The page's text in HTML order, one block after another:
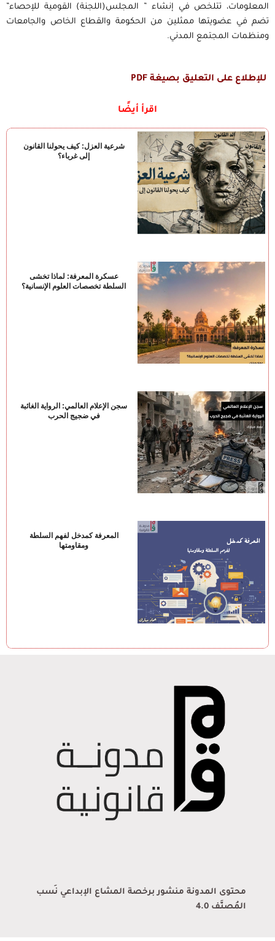
المعلومات، تتلخص في إنشاء ” المجلس(اللجنة) القومية للإحصاء”
تضم في عضويتها ممثلين من الحكومة والقطاع الخاص والجامعات
ومنظمات المجتمع المدني.
للإطلاع على التعليق بصيغة PDF
اقرأ أيضًا
شرعية العزل: كيف يحولنا القانون
إلى غرباء؟
عسكرة المعرفة: لماذا تخشى
السلطة تخصصات العلوم الإنسانية؟
سجن الإعلام العالمي: الرواية الغائبة
في ضجيج الحرب
المعرفة كمدخل لفهم السلطة
ومقاومتها
محتوى المدونة منشور برخصة المشاع الإبداعي نَسب
المُصنَّف 4.0